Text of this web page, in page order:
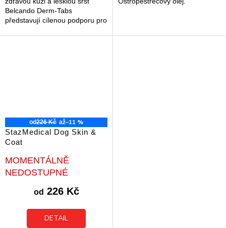
Belcando Derm-Tabs
představují cílenou podporu pro
od226 Kč až–11 %
StazMedical Dog Skin &
Coat
Průměrné
hodnocení
produktu
5,0
5
hvězdiček.
MOMENTÁLNĚ
NEDOSTUPNÉ
od 226 Kč
DETAIL